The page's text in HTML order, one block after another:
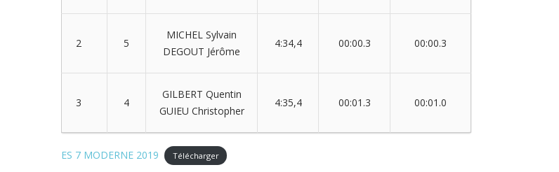
2 5
MICHEL Sylvain
DEGOUT Jérôme
4:34,4 00:00.3 00:00.3
3 4
GILBERT Quentin
GUIEU Christopher
4:35,4 00:01.3 00:01.0
ES 7 MODERNE 2019 Télécharger